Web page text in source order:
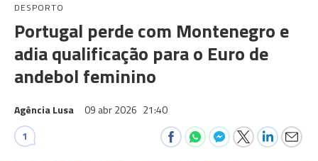
DESPORTO
Portugal perde com Montenegro e
adia qualificação para o Euro de
andebol feminino
Agência Lusa 09 abr 2026 21:40
1